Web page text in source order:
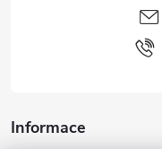
Informace